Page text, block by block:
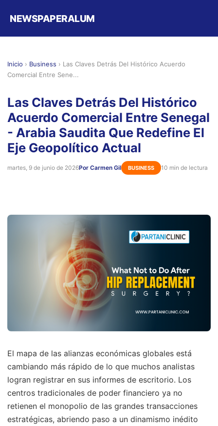
NEWSPAPERALUM
Inicio › Business › Las Claves Detrás Del Histórico Acuerdo
Comercial Entre Sene...
Las Claves Detrás Del Histórico
Acuerdo Comercial Entre Senegal
- Arabia Saudita Que Redefine El
Eje Geopolítico Actual
martes, 9 de junio de 2026Por Carmen Gil BUSINESS 10 min de lectura
El mapa de las alianzas económicas globales está
cambiando más rápido de lo que muchos analistas
logran registrar en sus informes de escritorio. Los
centros tradicionales de poder financiero ya no
retienen el monopolio de las grandes transacciones
estratégicas, abriendo paso a un dinamismo inédito